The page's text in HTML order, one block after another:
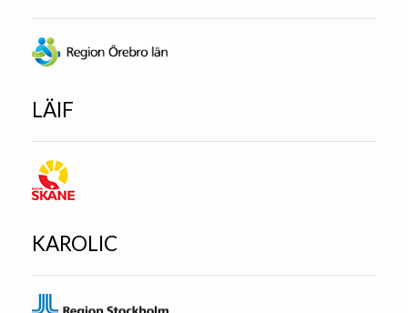
LÄIF
KAROLIC